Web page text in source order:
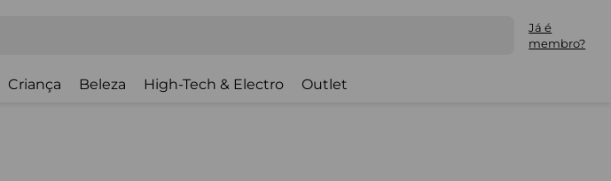
Já é
membro?
Criança Beleza High-Tech & Electro Outlet